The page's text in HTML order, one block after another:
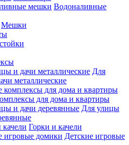
Водоналивные
Мешки
Для
металлические
для дома и квартиры
Для улицы
Горки и качели
Детские игровые